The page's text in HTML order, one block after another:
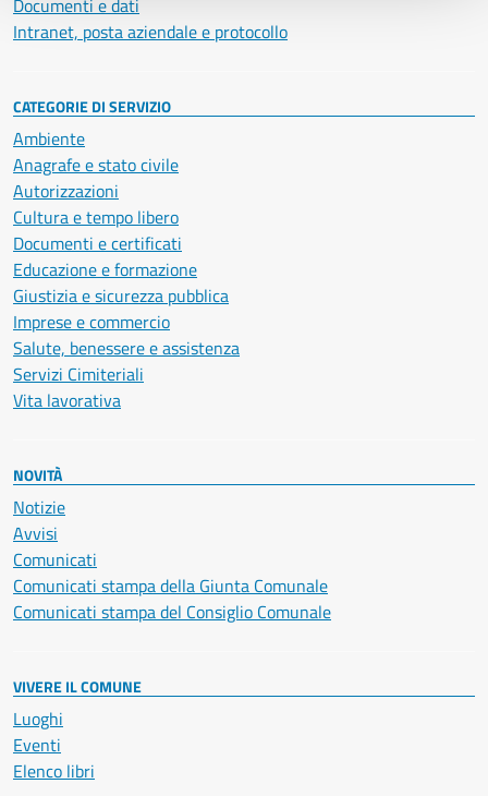
Documenti e dati
Intranet, posta aziendale e protocollo
CATEGORIE DI SERVIZIO
Ambiente
Anagrafe e stato civile
Autorizzazioni
Cultura e tempo libero
Documenti e certificati
Educazione e formazione
Giustizia e sicurezza pubblica
Imprese e commercio
Salute, benessere e assistenza
Servizi Cimiteriali
Vita lavorativa
NOVITÀ
Notizie
Avvisi
Comunicati
Comunicati stampa della Giunta Comunale
Comunicati stampa del Consiglio Comunale
VIVERE IL COMUNE
Luoghi
Eventi
Elenco libri